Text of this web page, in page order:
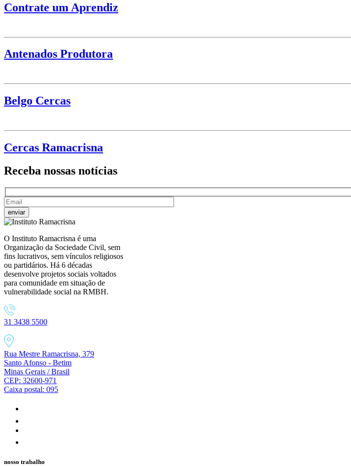
Contrate um Aprendiz
Antenados Produtora
Belgo Cercas
Cercas Ramacrisna
Receba nossas notícias
O Instituto Ramacrisna é uma
Organização da Sociedade Civil, sem
fins lucrativos, sem vínculos religiosos
ou partidários. Há 6 décadas
desenvolve projetos sociais voltados
para comunidade em situação de
vulnerabilidade social na RMBH.
31 3438 5500
Rua Mestre Ramacrisna, 379
Santo Afonso - Betim
Minas Gerais / Brasil
CEP: 32600-971
Caixa postal: 095
nosso trabalho